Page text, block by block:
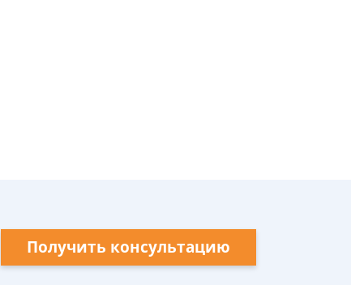
Получить консультацию